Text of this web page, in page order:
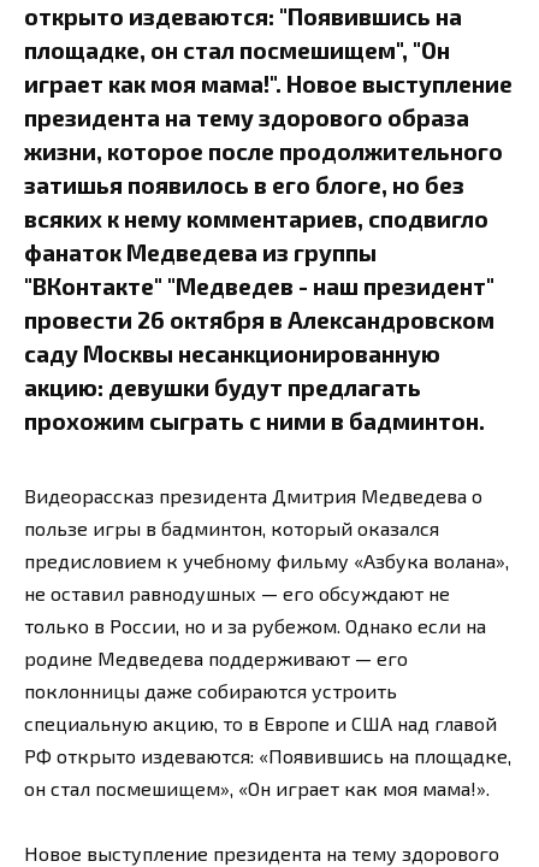
открыто издеваются: "Появившись на
площадке, он стал посмешищем", "Он
играет как моя мама!". Новое выступление
президента на тему здорового образа
жизни, которое после продолжительного
затишья появилось в его блоге, но без
всяких к нему комментариев, сподвигло
фанаток Медведева из группы
"ВКонтакте" "Медведев - наш президент"
провести 26 октября в Александровском
саду Москвы несанкционированную
акцию: девушки будут предлагать
прохожим сыграть с ними в бадминтон.
Видеорассказ президента Дмитрия Медведева о
пользе игры в бадминтон, который оказался
предисловием к учебному фильму «Азбука волана»,
не оставил равнодушных — его обсуждают не
только в России, но и за рубежом. Однако если на
родине Медведева поддерживают — его
поклонницы даже собираются устроить
специальную акцию, то в Европе и США над главой
РФ открыто издеваются: «Появившись на площадке,
он стал посмешищем», «Он играет как моя мама!».
Новое выступление президента на тему здорового